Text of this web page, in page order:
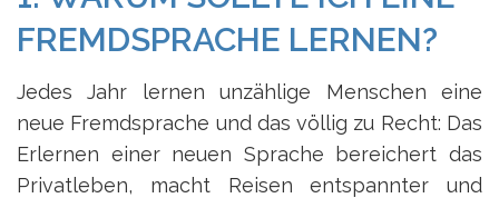
FREMDSPRACHE LERNEN?
Jedes Jahr lernen unzählige Menschen eine
neue Fremdsprache und das völlig zu Recht: Das
Erlernen einer neuen Sprache bereichert das
Privatleben, macht Reisen entspannter und